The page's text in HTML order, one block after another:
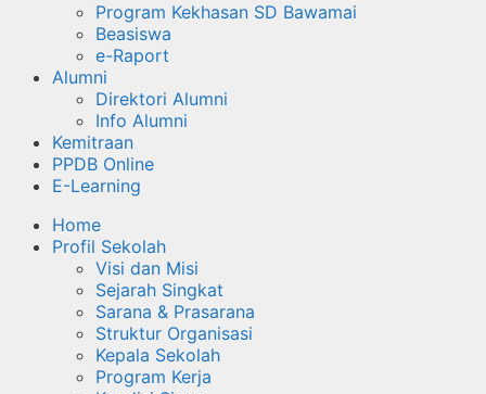
Program Kekhasan SD Bawamai
Beasiswa
e-Raport
Alumni
Direktori Alumni
Info Alumni
Kemitraan
PPDB Online
E-Learning
Home
Profil Sekolah
Visi dan Misi
Sejarah Singkat
Sarana & Prasarana
Struktur Organisasi
Kepala Sekolah
Program Kerja